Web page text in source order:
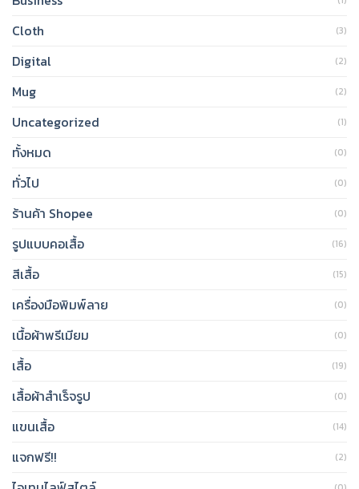
Cloth (3)
Digital (2)
Mug (2)
Uncategorized (1)
ทั้งหมด (0)
ทั่วไป (0)
ร้านค้า Shopee (0)
รูปแบบคอเสื้อ (16)
สีเสื้อ (15)
เครื่องมือพิมพ์ลาย (0)
เนื้อผ้าพรีเมียม (0)
เสื้อ (19)
เสื้อผ้าสำเร็จรูป (0)
แขนเสื้อ (14)
แจกฟรี!! (2)